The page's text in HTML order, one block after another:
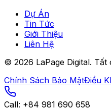
Dự Án
Tin Tức
Giới Thiệu
Liên Hệ
© 2026 LaPage Digital. Tất
Chính Sách Bảo MậtĐiều
Call: +84 981 690 658